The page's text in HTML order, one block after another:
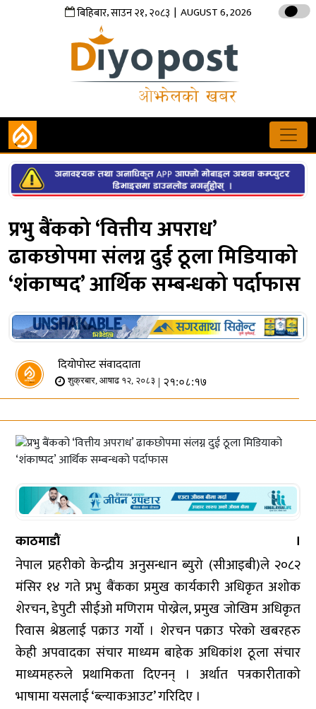
बिहिबार,साउन२१,२०८३ | AUGUST 6, 2026
प्रभु बैंकको ‘वित्तीय अपराध’
ढाकछोपमा संलग्न दुई ठूला मिडियाको
‘शंकाष्पद’ आर्थिक सम्बन्धको पर्दाफास
दियोपोस्ट संवाददाता
शुक्रबार, आषाढ १२, २०८३ | २१:०८:१७
काठमाडौं ।
नेपाल प्रहरीको केन्द्रीय अनुसन्धान ब्युरो (सीआइबी)ले २०८२
मंसिर १४ गते प्रभु बैंकका प्रमुख कार्यकारी अधिकृत अशोक
शेरचन, डेपुटी सीईओ मणिराम पोख्रेल, प्रमुख जोखिम अधिकृत
रिवास श्रेष्ठलाई पक्राउ गर्यो । शेरचन पक्राउ परेको खबरहरु
केही अपवादका संचार माध्यम बाहेक अधिकांश ठूला संचार
माध्यमहरुले प्रथामिकता दिएनन् । अर्थात पत्रकारीताको
भाषामा यसलाई ‘ब्ल्याकआउट’ गरिदिए ।